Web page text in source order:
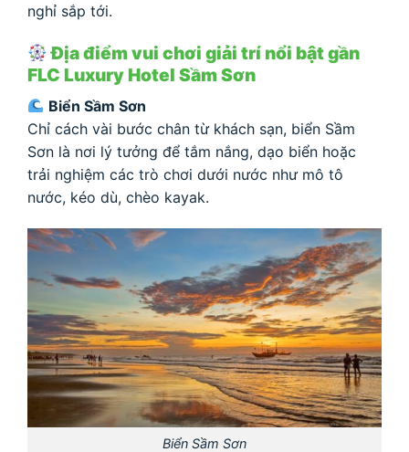
nghỉ sắp tới.
Địa điểm vui chơi giải trí nổi bật gần
FLC Luxury Hotel Sầm Sơn
Biển Sầm Sơn
Chỉ cách vài bước chân từ khách sạn, biển Sầm
Sơn là nơi lý tưởng để tắm nắng, dạo biển hoặc
trải nghiệm các trò chơi dưới nước như mô tô
nước, kéo dù, chèo kayak.
Biển Sầm Sơn